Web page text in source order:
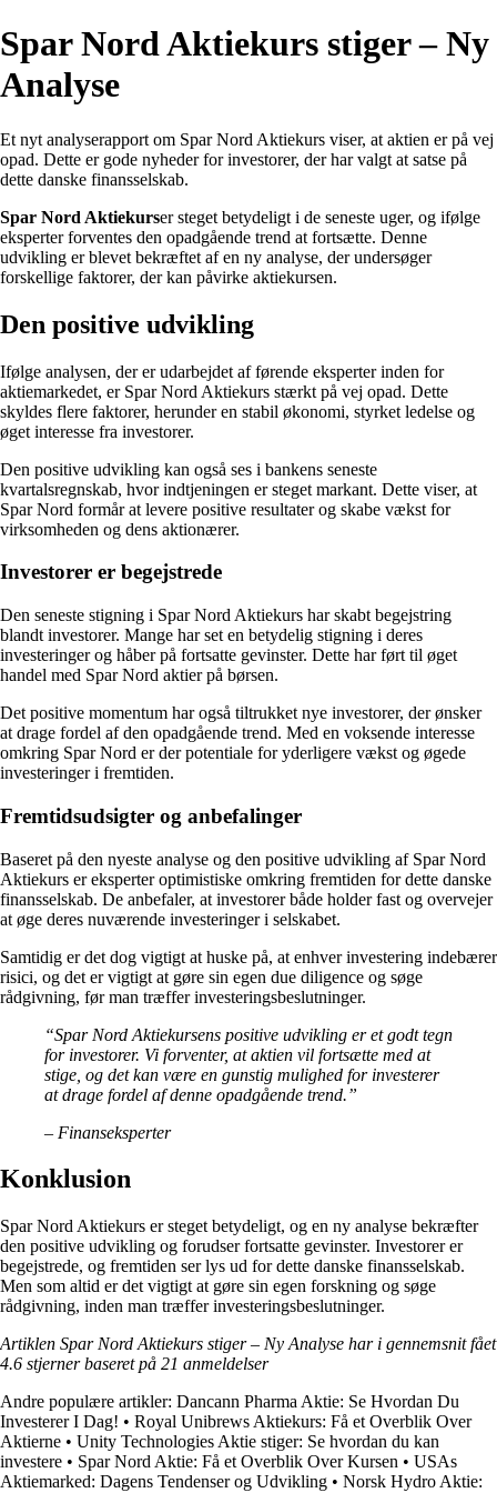
Spar Nord Aktiekurs stiger – Ny
Analyse
Et nyt analyserapport om Spar Nord Aktiekurs viser, at aktien er på vej
opad. Dette er gode nyheder for investorer, der har valgt at satse på
dette danske finansselskab.
Spar Nord Aktiekurser steget betydeligt i de seneste uger, og ifølge
eksperter forventes den opadgående trend at fortsætte. Denne
udvikling er blevet bekræftet af en ny analyse, der undersøger
forskellige faktorer, der kan påvirke aktiekursen.
Den positive udvikling
Ifølge analysen, der er udarbejdet af førende eksperter inden for
aktiemarkedet, er Spar Nord Aktiekurs stærkt på vej opad. Dette
skyldes flere faktorer, herunder en stabil økonomi, styrket ledelse og
øget interesse fra investorer.
Den positive udvikling kan også ses i bankens seneste
kvartalsregnskab, hvor indtjeningen er steget markant. Dette viser, at
Spar Nord formår at levere positive resultater og skabe vækst for
virksomheden og dens aktionærer.
Investorer er begejstrede
Den seneste stigning i Spar Nord Aktiekurs har skabt begejstring
blandt investorer. Mange har set en betydelig stigning i deres
investeringer og håber på fortsatte gevinster. Dette har ført til øget
handel med Spar Nord aktier på børsen.
Det positive momentum har også tiltrukket nye investorer, der ønsker
at drage fordel af den opadgående trend. Med en voksende interesse
omkring Spar Nord er der potentiale for yderligere vækst og øgede
investeringer i fremtiden.
Fremtidsudsigter og anbefalinger
Baseret på den nyeste analyse og den positive udvikling af Spar Nord
Aktiekurs er eksperter optimistiske omkring fremtiden for dette danske
finansselskab. De anbefaler, at investorer både holder fast og overvejer
at øge deres nuværende investeringer i selskabet.
Samtidig er det dog vigtigt at huske på, at enhver investering indebærer
risici, og det er vigtigt at gøre sin egen due diligence og søge
rådgivning, før man træffer investeringsbeslutninger.
“Spar Nord Aktiekursens positive udvikling er et godt tegn
for investorer. Vi forventer, at aktien vil fortsætte med at
stige, og det kan være en gunstig mulighed for investerer
at drage fordel af denne opadgående trend.”
– Finanseksperter
Konklusion
Spar Nord Aktiekurs er steget betydeligt, og en ny analyse bekræfter
den positive udvikling og forudser fortsatte gevinster. Investorer er
begejstrede, og fremtiden ser lys ud for dette danske finansselskab.
Men som altid er det vigtigt at gøre sin egen forskning og søge
rådgivning, inden man træffer investeringsbeslutninger.
Artiklen Spar Nord Aktiekurs stiger – Ny Analyse har i gennemsnit fået
4.6 stjerner baseret på 21 anmeldelser
Andre populære artikler: Dancann Pharma Aktie: Se Hvordan Du
Investerer I Dag! • Royal Unibrews Aktiekurs: Få et Overblik Over
Aktierne • Unity Technologies Aktie stiger: Se hvordan du kan
investere • Spar Nord Aktie: Få et Overblik Over Kursen • USAs
Aktiemarked: Dagens Tendenser og Udvikling • Norsk Hydro Aktie: